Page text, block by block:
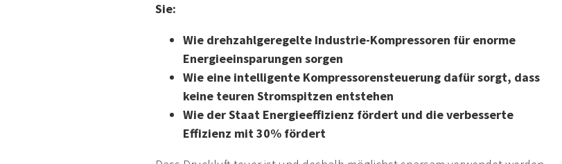
Sie:
Wie drehzahlgeregelte Industrie-Kompressoren für enorme
Energieeinsparungen sorgen
Wie eine intelligente Kompressorensteuerung dafür sorgt, dass
keine teuren Stromspitzen entstehen
Wie der Staat Energieeffizienz fördert und die verbesserte
Effizienz mit 30% fördert